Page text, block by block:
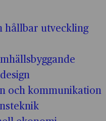
hållbar utveckling
och kommunikation